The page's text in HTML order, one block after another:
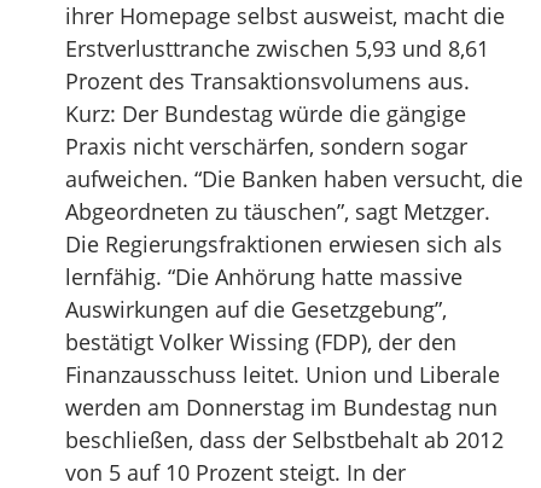
ihrer Homepage selbst ausweist, macht die
Erstverlusttranche zwischen 5,93 und 8,61
Prozent des Transaktionsvolumens aus.
Kurz: Der Bundestag würde die gängige
Praxis nicht verschärfen, sondern sogar
aufweichen. “Die Banken haben versucht, die
Abgeordneten zu täuschen”, sagt Metzger.
Die Regierungsfraktionen erwiesen sich als
lernfähig. “Die Anhörung hatte massive
Auswirkungen auf die Gesetzgebung”,
bestätigt Volker Wissing (FDP), der den
Finanzausschuss leitet. Union und Liberale
werden am Donnerstag im Bundestag nun
beschließen, dass der Selbstbehalt ab 2012
von 5 auf 10 Prozent steigt. In der